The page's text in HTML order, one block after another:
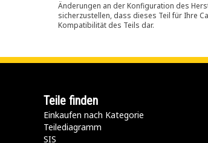
Änderungen an der Konfiguration des
sicherzustellen, dass dieses Teil für Ihre
Kompatibilität des Teils dar.
Teile finden
Einkaufen nach Kategorie
Teilediagramm
SIS